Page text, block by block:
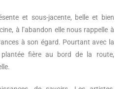
et sous-jacente, belle et bien
à l’abandon elle nous rappelle à
à son égard. Pourtant avec la
fière au bord de la route,